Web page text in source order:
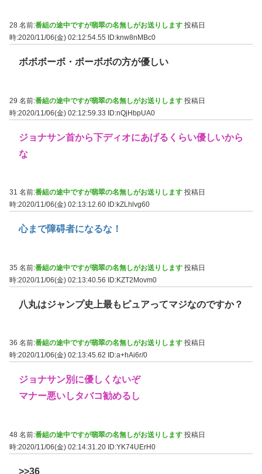
28 名前:番組の途中ですが翡翠の名無しがお送りします 投稿日
時:2020/11/06(金) 02:12:54.55
ID:knw8nMBc0
ボボボーボ・ボーボボの方が優しい
29 名前:番組の途中ですが翡翠の名無しがお送りします 投稿日
時:2020/11/06(金) 02:12:59.33 ID:nQjHbpUA0
ジョナサン首から下ディオにあげるくらい優しいから
な
31 名前:番組の途中ですが翡翠の名無しがお送りします 投稿日
時:2020/11/06(金) 02:13:12.60 ID:kZLhlvg60
心まで障碍者になるな！
35 名前:番組の途中ですが翡翠の名無しがお送りします 投稿日
時:2020/11/06(金) 02:13:40.56 ID:KZT2Movm0
八丸はジャンプ史上最もピュアってマジなのですか？
36 名前:番組の途中ですが翡翠の名無しがお送りします 投稿日
時:2020/11/06(金) 02:13:45.62
ID:a+hAi6r/0
ジョナサン別に優しくないぞ
マナー悪いしタバコ勧めるし
48 名前:番組の途中ですが翡翠の名無しがお送りします 投稿日
時:2020/11/06(金) 02:14:31.20 ID:YK74UErH0
>>36